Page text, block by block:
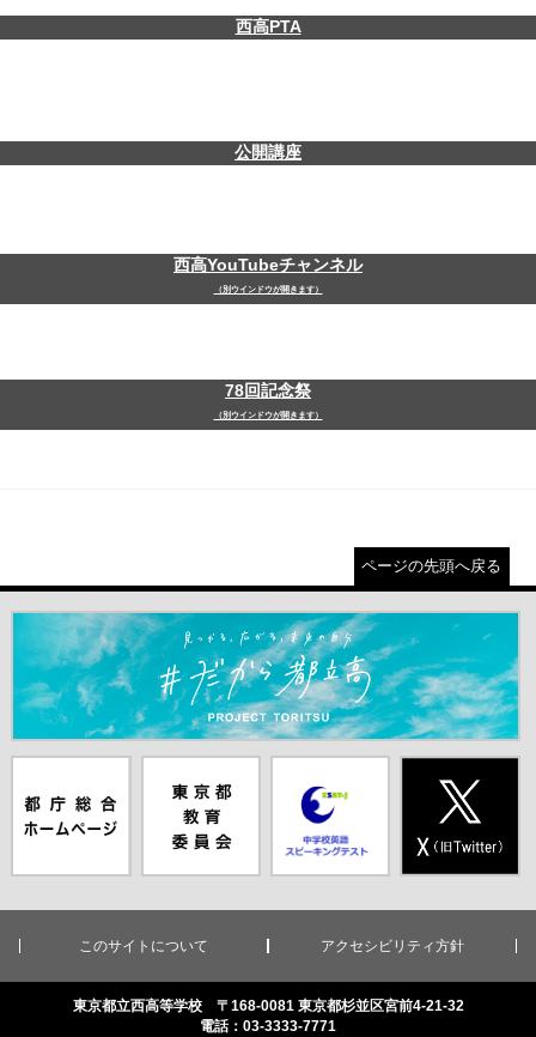
西高PTA
公開講座
西高YouTubeチャンネル
（別ウインドウが開きます）
78回記念祭
（別ウインドウが開きます）
ページの先頭へ戻る
＃だから都立高（別ウインドウが開きます）
ムページ（別
ウインドウが
員会（別ウイ
ンドウが開き
ピーキングテ
スト（別ウイ
ンドウが開き
（別ウインド
ウが開きま
す）
このサイトについて アクセシビリティ方針
東京都立西高等学校 〒168-0081 東京都杉並区宮前4-21-32
電話：03-3333-7771